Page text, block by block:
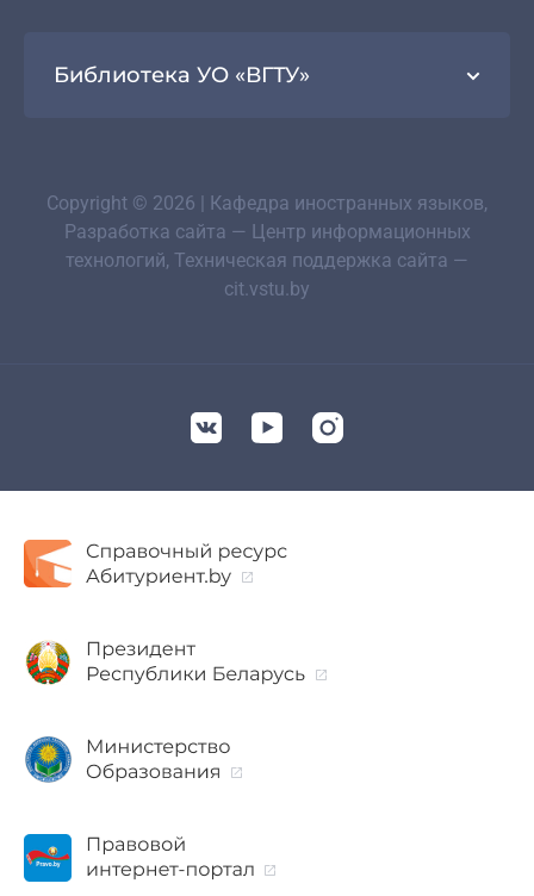
Библиотека УО «ВГТУ»
Copyright © 2026 | Кафедра иностранных языков,
Разработка сайта — Центр информационных
технологий, Техническая поддержка сайта —
cit.vstu.by